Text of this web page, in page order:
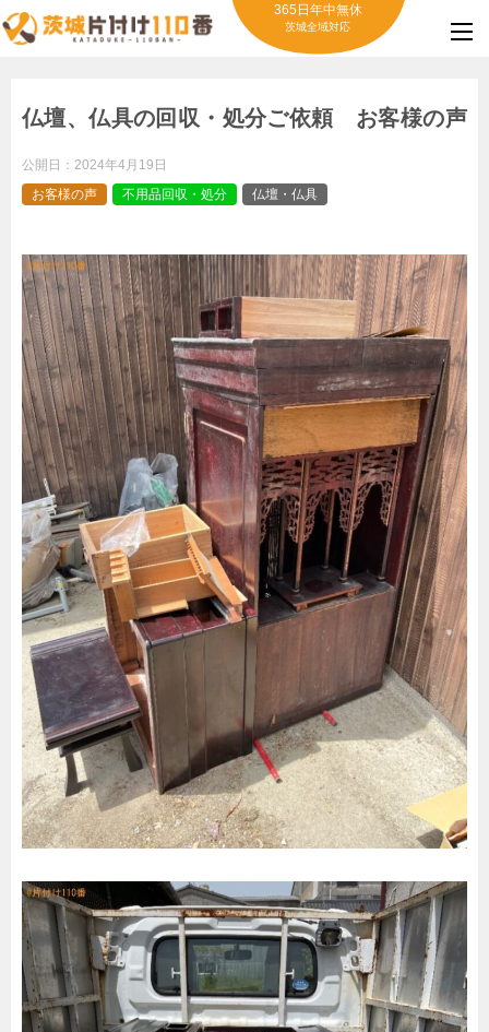
365日年中無休
茨城全域対応
仏壇、仏具の回収・処分ご依頼 お客様の声
公開日： 2024年4月19日
お客様の声
不用品回収・処分 仏壇・仏具